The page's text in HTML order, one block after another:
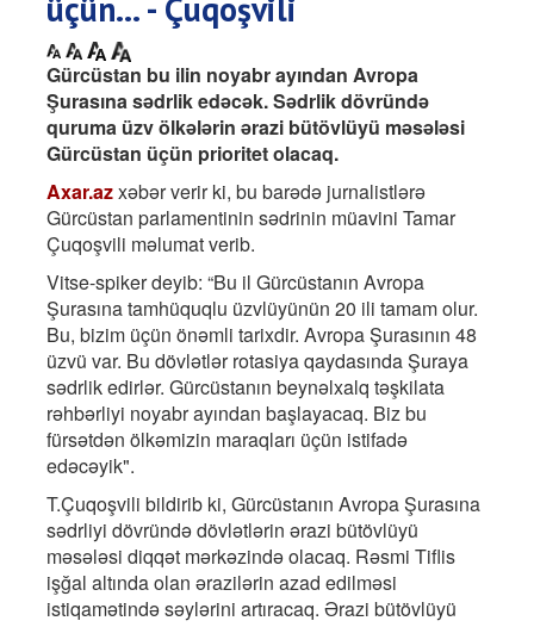
üçün... - Çuqoşvili
Gürcüstan bu ilin noyabr ayından Avropa
Şurasına sədrlik edəcək. Sədrlik dövründə
quruma üzv ölkələrin ərazi bütövlüyü məsələsi
Gürcüstan üçün prioritet olacaq.
Axar.azxəbər verir ki, bu barədə jurnalistlərə
Gürcüstan parlamentinin sədrinin müavini Tamar
Çuqoşvili məlumat verib.
Vitse-spiker deyib: “Bu il Gürcüstanın Avropa
Şurasına tamhüquqlu üzvlüyünün 20 ili tamam olur.
Bu, bizim üçün önəmli tarixdir. Avropa Şurasının 48
üzvü var. Bu dövlətlər rotasiya qaydasında Şuraya
sədrlik edirlər. Gürcüstanın beynəlxalq təşkilata
rəhbərliyi noyabr ayından başlayacaq. Biz bu
fürsətdən ölkəmizin maraqları üçün istifadə
edəcəyik".
T.Çuqoşvili bildirib ki, Gürcüstanın Avropa Şurasına
sədrliyi dövründə dövlətlərin ərazi bütövlüyü
məsələsi diqqət mərkəzində olacaq. Rəsmi Tiflis
işğal altında olan ərazilərin azad edilməsi
istiqamətində səylərini artıracaq. Ərazi bütövlüyü